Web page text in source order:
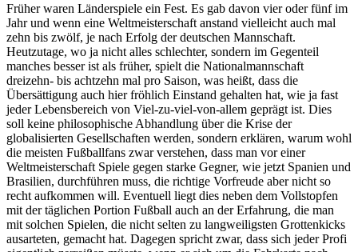
Früher waren Länderspiele ein Fest. Es gab davon vier oder fünf im
Jahr und wenn eine Weltmeisterschaft anstand vielleicht auch mal
zehn bis zwölf, je nach Erfolg der deutschen Mannschaft.
Heutzutage, wo ja nicht alles schlechter, sondern im Gegenteil
manches besser ist als früher, spielt die Nationalmannschaft
dreizehn- bis achtzehn mal pro Saison, was heißt, dass die
Übersättigung auch hier fröhlich Einstand gehalten hat, wie ja fast
jeder Lebensbereich von Viel-zu-viel-von-allem geprägt ist. Dies
soll keine philosophische Abhandlung über die Krise der
globalisierten Gesellschaften werden, sondern erklären, warum wohl
die meisten Fußballfans zwar verstehen, dass man vor einer
Weltmeisterschaft Spiele gegen starke Gegner, wie jetzt Spanien und
Brasilien, durchführen muss, die richtige Vorfreude aber nicht so
recht aufkommen will. Eventuell liegt dies neben dem Vollstopfen
mit der täglichen Portion Fußball auch an der Erfahrung, die man
mit solchen Spielen, die nicht selten zu langweiligsten Grottenkicks
ausarteten, gemacht hat. Dagegen spricht zwar, dass sich jeder Profi